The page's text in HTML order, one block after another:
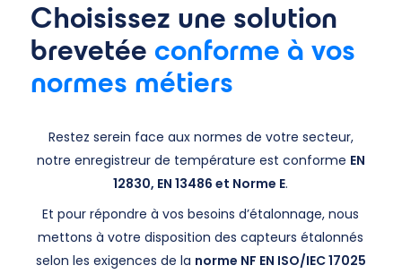
Choisissez une solution
brevetée conforme à vos
normes métiers
Restez serein face aux normes de votre secteur,
notre enregistreur de température est conforme EN
12830, EN 13486 et Norme E.
Et pour répondre à vos besoins d’étalonnage, nous
mettons à votre disposition des capteurs étalonnés
selon les exigences de la norme NF EN ISO/IEC 17025